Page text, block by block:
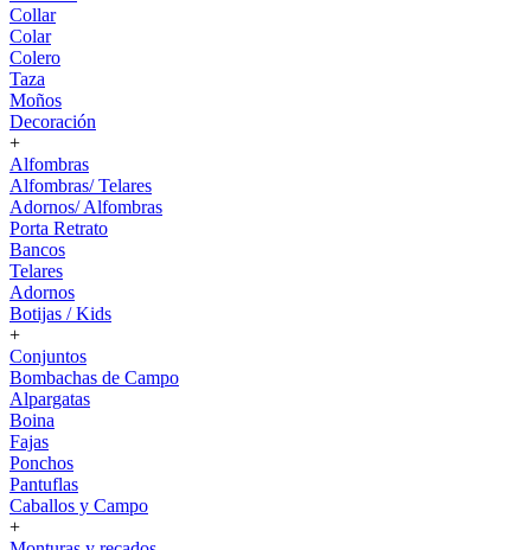
Collar
Colar
Colero
Taza
Moños
Decoración
+
Alfombras
Alfombras/ Telares
Adornos/ Alfombras
Porta Retrato
Bancos
Telares
Adornos
Botijas / Kids
+
Conjuntos
Bombachas de Campo
Alpargatas
Boina
Fajas
Ponchos
Pantuflas
Caballos y Campo
+